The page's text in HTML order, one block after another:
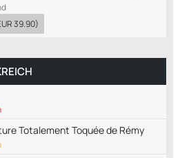
39.90)
Totalement Toquée de Rémy